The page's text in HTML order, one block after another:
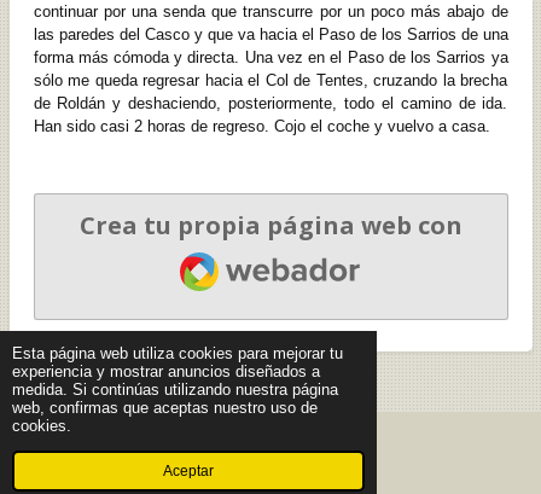
Esta página web utiliza cookies para mejorar tu
experiencia y mostrar anuncios diseñados a
medida. Si continúas utilizando nuestra página
web, confirmas que aceptas nuestro uso de
cookies.
Aceptar
continuar por una senda que transcurre por un poco más abajo de
las paredes del Casco y que va hacia el Paso de los Sarrios de una
forma más cómoda y directa. Una vez en el Paso de los Sarrios ya
sólo me queda regresar hacia el Col de Tentes, cruzando la brecha
de Roldán y deshaciendo, posteriormente, todo el camino de ida.
Han sido casi 2 horas de regreso. Cojo el coche y vuelvo a casa.
Crea tu propia página web con
Webador
© 2022 - 2026 PIRINEOS
Webador